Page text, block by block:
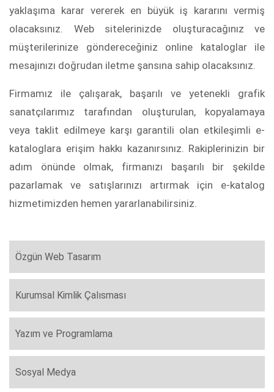
yaklaşıma karar vererek en büyük iş kararını vermiş
olacaksınız. Web sitelerinizde oluşturacağınız ve
müşterilerinize göndereceğiniz online kataloglar ile
mesajınızı doğrudan iletme şansına sahip olacaksınız.
Firmamız ile çalışarak, başarılı ve yetenekli grafik
sanatçılarımız tarafından oluşturulan, kopyalamaya
veya taklit edilmeye karşı garantili olan etkileşimli e-
kataloglara erişim hakkı kazanırsınız. Rakiplerinizin bir
adım önünde olmak, firmanızı başarılı bir şekilde
pazarlamak ve satışlarınızı artırmak için e-katalog
hizmetimizden hemen yararlanabilirsiniz.
Özgün Web Tasarım
Kurumsal Kimlik Çalısması
Yazım ve Programlama
Sosyal Medya